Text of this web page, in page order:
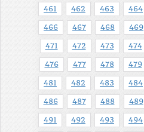
461 462 463 464
466 467 468 469
471 472 473 474
476 477 478 479
481 482 483 484
486 487 488 489
491 492 493 494